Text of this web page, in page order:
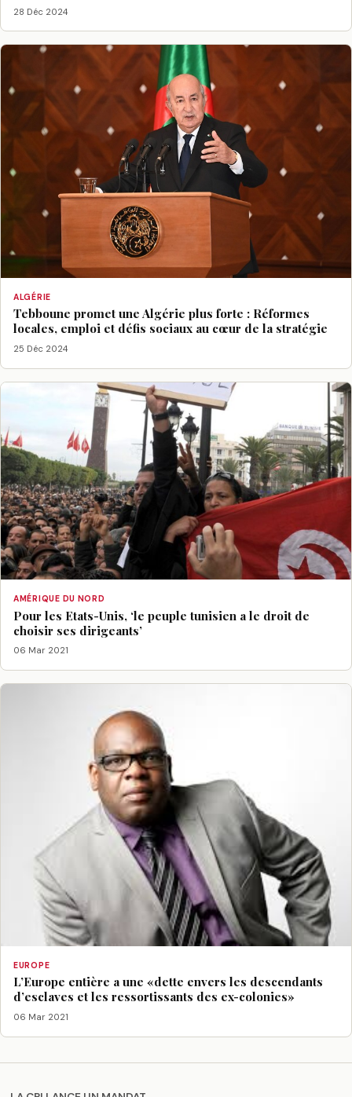
28 Déc 2024
ALGÉRIE
Tebboune promet une Algérie plus forte : Réformes
locales, emploi et défis sociaux au cœur de la stratégie
25 Déc 2024
AMÉRIQUE DU NORD
Pour les Etats-Unis, ‘le peuple tunisien a le droit de
choisir ses dirigeants’
06 Mar 2021
EUROPE
L’Europe entière a une «dette envers les descendants
d’esclaves et les ressortissants des ex-colonies»
06 Mar 2021